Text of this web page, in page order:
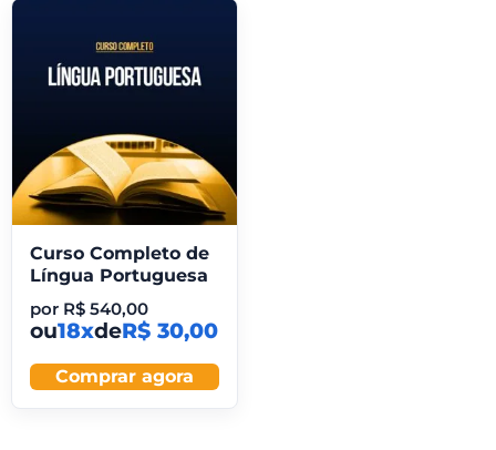
Curso Completo de
Língua Portuguesa
por R$ 540,00
ou18xdeR$ 30,00
Comprar agora